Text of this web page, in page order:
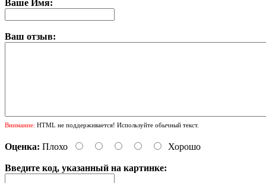
Ваше Имя:
Ваш отзыв:
Внимание: HTML не поддерживается! Используйте обычный текст.
Оценка: Плохо Хорошо
Введите код, указанный на картинке: